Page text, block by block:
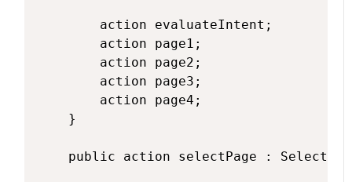
        action evaluateIntent;
        action page1;
        action page2;
        action page3;
        action page4;
    }
public action selectPage :